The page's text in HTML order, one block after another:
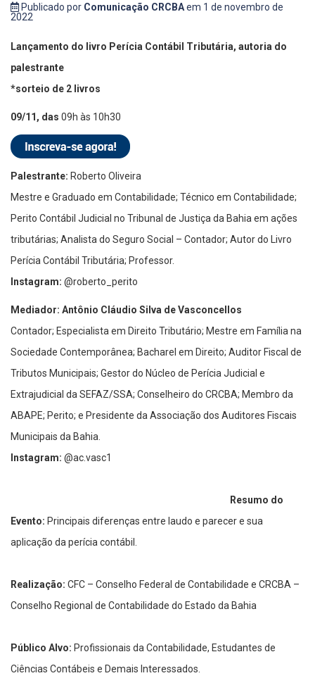
Publicado por Comunicação CRCBAem 1 de novembro de
2022
Lançamento do livro Perícia Contábil Tributária, autoria do
palestrante
*sorteio de 2 livros
09/11, das 09h às 10h30
Palestrante: Roberto Oliveira
Mestre e Graduado em Contabilidade; Técnico em Contabilidade;
Perito Contábil Judicial no Tribunal de Justiça da Bahia em ações
tributárias; Analista do Seguro Social – Contador; Autor do Livro
Perícia Contábil Tributária; Professor.
Instagram: @roberto_perito
Mediador: Antônio Cláudio Silva de Vasconcellos
Contador; Especialista em Direito Tributário; Mestre em Família na
Sociedade Contemporânea; Bacharel em Direito; Auditor Fiscal de
Tributos Municipais; Gestor do Núcleo de Perícia Judicial e
Extrajudicial da SEFAZ/SSA; Conselheiro do CRCBA; Membro da
ABAPE; Perito; e Presidente da Associação dos Auditores Fiscais
Municipais da Bahia.
Instagram: @ac.vasc1
Resumo do
Evento: Principais diferenças entre laudo e parecer e sua
aplicação da perícia contábil.
Realização: CFC – Conselho Federal de Contabilidade e CRCBA –
Conselho Regional de Contabilidade do Estado da Bahia
Público Alvo: Profissionais da Contabilidade, Estudantes de
Ciências Contábeis e Demais Interessados.